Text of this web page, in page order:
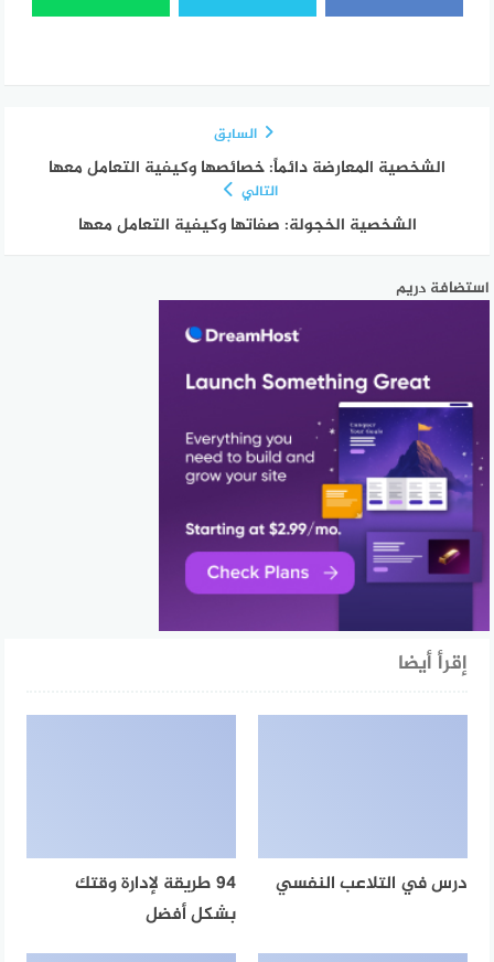
السابق
الشخصية المعارضة دائماً: خصائصها وكيفية التعامل معها
التالي
الشخصية الخجولة: صفاتها وكيفية التعامل معها
استضافة دريم
إقرأ أيضا
درس في التلاعب النفسي
94 طريقة لإدارة وقتك
بشكل أفضل